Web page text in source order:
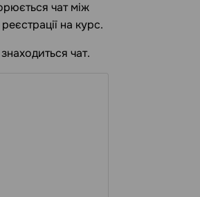
чат між
на курс.
чат.